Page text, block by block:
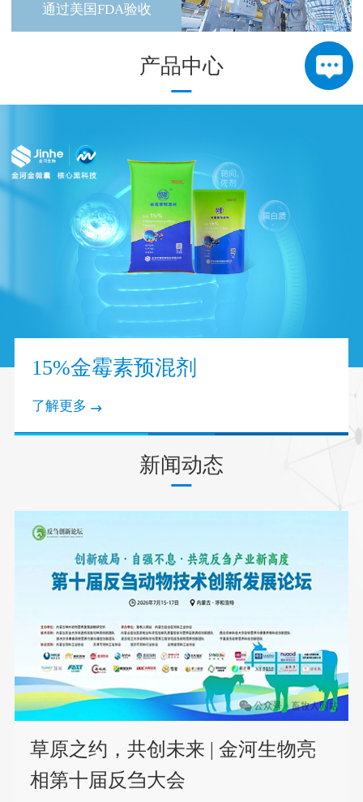
通过美国FDA验收
产品中心
15%金霉素预混剂
了解更多
新闻动态
草原之约，共创未来 | 金河生物亮
相第十届反刍大会